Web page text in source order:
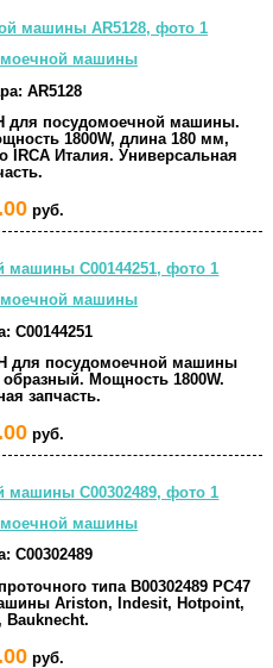
машины
AR5128
для посудомоечной машины.
1800W, длина 180 мм,
IRCA Италия. Универсальная
руб.
машины
C00144251
для посудомоечной машины
Мощность 1800W.
запчасть.
руб.
машины
C00302489
типа B00302489 PC47
Ariston, Indesit, Hotpoint,
Bauknecht.
руб.